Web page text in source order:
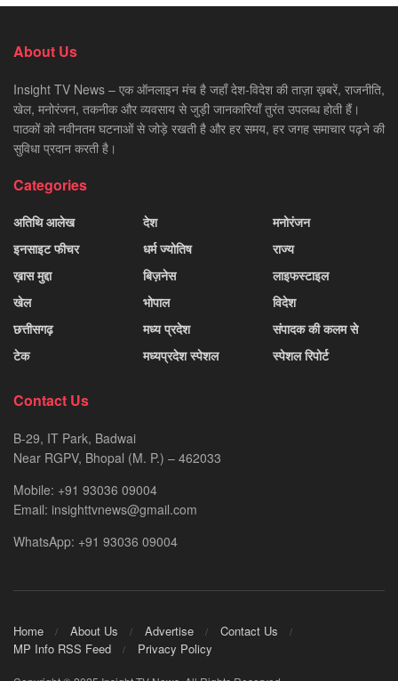
About Us
Insight TV News – एक ऑनलाइन मंच है जहाँ देश-विदेश की ताज़ा ख़बरें, राजनीति,
खेल, मनोरंजन, तकनीक और व्यवसाय से जुड़ी जानकारियाँ तुरंत उपलब्ध होती हैं।
पाठकों को नवीनतम घटनाओं से जोड़े रखती है और हर समय, हर जगह समाचार पढ़ने की
सुविधा प्रदान करती है।
Categories
अतिथि आलेख
इनसाइट फीचर
ख़ास मुद्दा
खेल
छत्तीसगढ़
टेक
देश
धर्म ज्योतिष
बिज़नेस
भोपाल
मध्य प्रदेश
मध्यप्रदेश स्पेशल
मनोरंजन
राज्य
लाइफस्टाइल
विदेश
संपादक की कलम से
स्पेशल रिपोर्ट
Contact Us
B-29, IT Park, Badwai
Near RGPV, Bhopal (M. P.) – 462033
Mobile: +91 93036 09004
Email: insighttvnews@gmail.com
WhatsApp: +91 93036 09004
Home About Us Advertise
Contact Us
MP Info RSS Feed
Privacy Policy